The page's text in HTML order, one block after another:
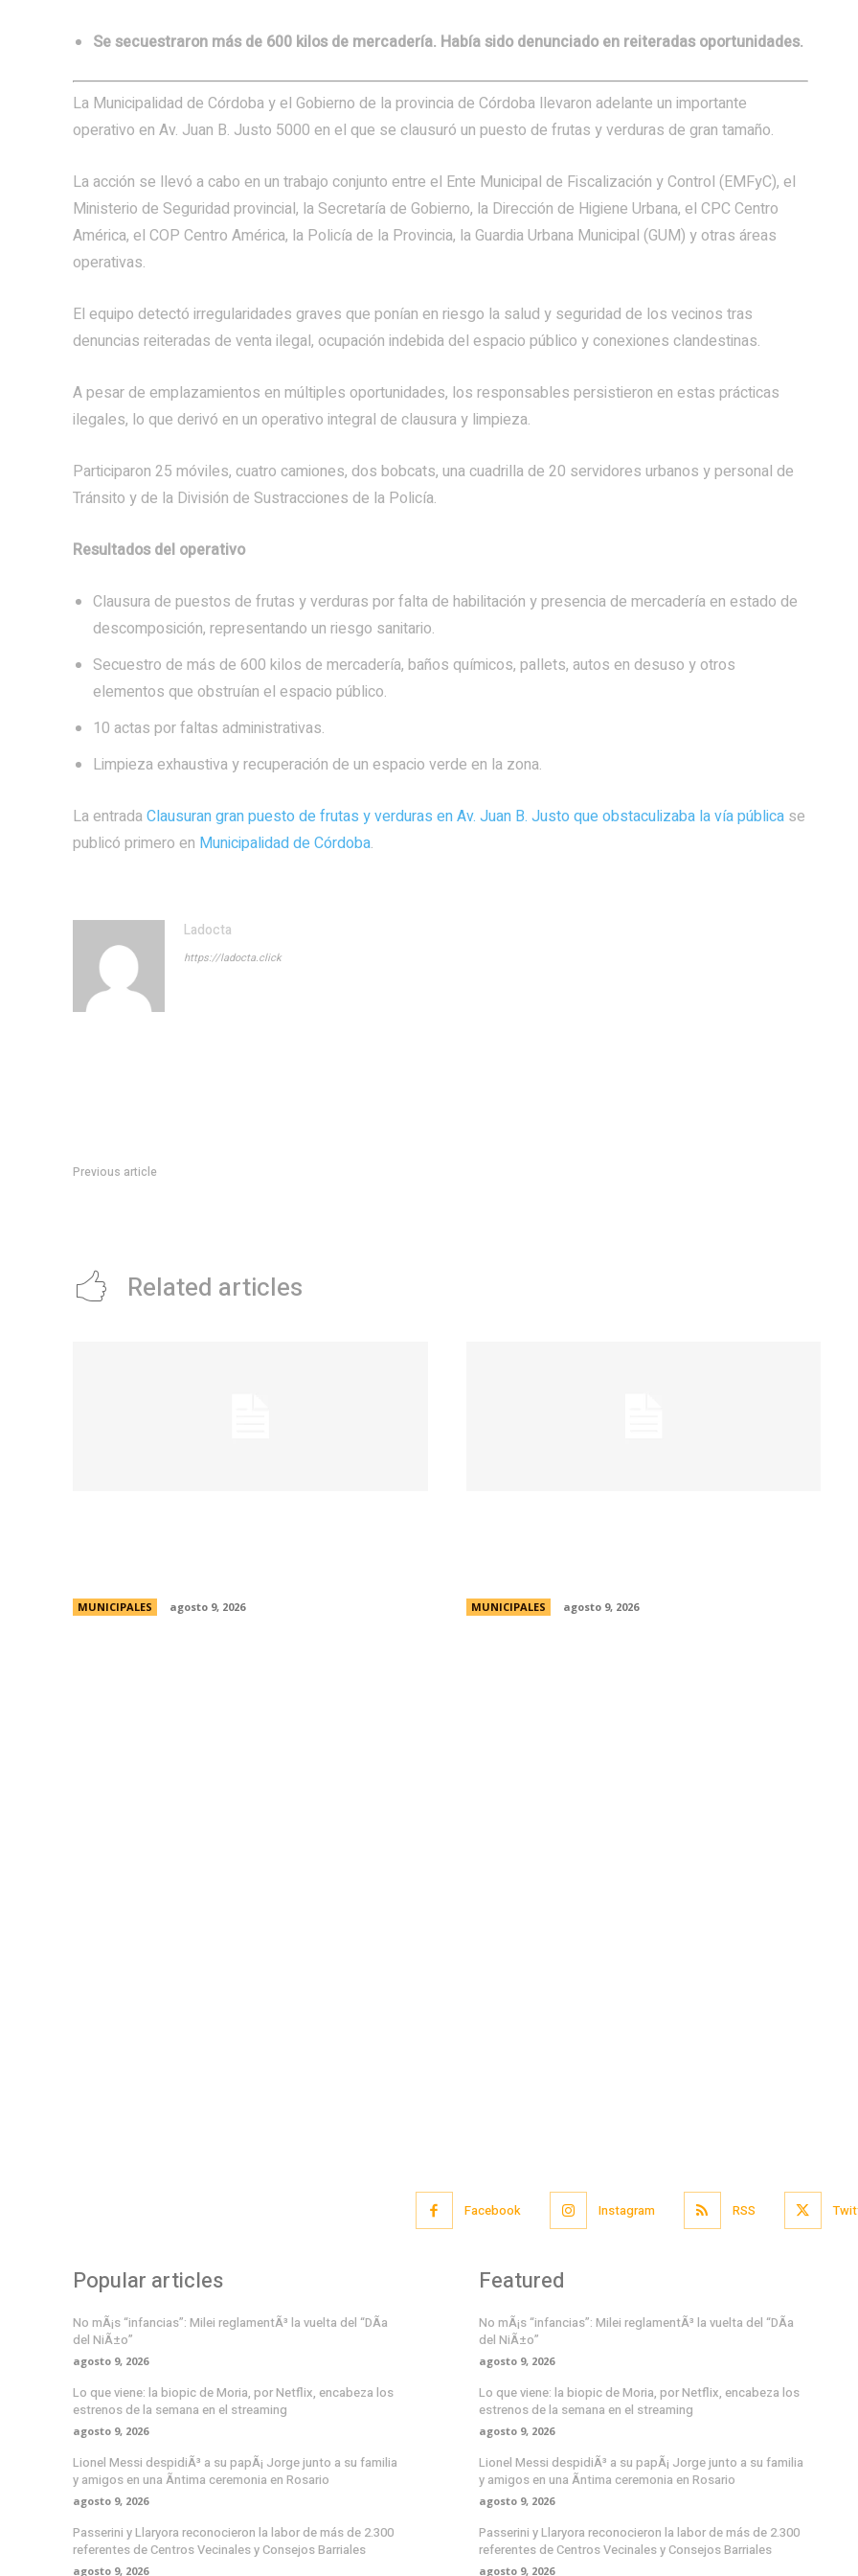
Se secuestraron más de 600 kilos de mercadería. Había sido denunciado en reiteradas oportunidades.
La Municipalidad de Córdoba y el Gobierno de la provincia de Córdoba llevaron adelante un importante
operativo en Av. Juan B. Justo 5000 en el que se clausuró un puesto de frutas y verduras de gran tamaño.
La acción se llevó a cabo en un trabajo conjunto entre el Ente Municipal de Fiscalización y Control (EMFyC), el
Ministerio de Seguridad provincial, la Secretaría de Gobierno, la Dirección de Higiene Urbana, el CPC Centro
América, el COP Centro América, la Policía de la Provincia, la Guardia Urbana Municipal (GUM) y otras áreas
operativas.
El equipo detectó irregularidades graves que ponían en riesgo la salud y seguridad de los vecinos tras
denuncias reiteradas de venta ilegal, ocupación indebida del espacio público y conexiones clandestinas.
A pesar de emplazamientos en múltiples oportunidades, los responsables persistieron en estas prácticas
ilegales, lo que derivó en un operativo integral de clausura y limpieza.
Participaron 25 móviles, cuatro camiones, dos bobcats, una cuadrilla de 20 servidores urbanos y personal de
Tránsito y de la División de Sustracciones de la Policía.
Resultados del operativo
Clausura de puestos de frutas y verduras por falta de habilitación y presencia de mercadería en estado de
descomposición, representando un riesgo sanitario.
Secuestro de más de 600 kilos de mercadería, baños químicos, pallets, autos en desuso y otros
elementos que obstruían el espacio público.
10 actas por faltas administrativas.
Limpieza exhaustiva y recuperación de un espacio verde en la zona.
La entradaClausuran gran puesto de frutas y verduras en Av. Juan B. Justo que obstaculizaba la vía pública se
publicó primero en Municipalidad de Córdoba.
Ladocta
https://ladocta.click
Previous article
Related articles
MUNICIPALES agosto 9, 2026 MUNICIPALES agosto 9, 2026
Facebook Instagram RSS
Popular articles
No mÃ¡s “infancias”: Milei reglamentÃ³ la vuelta del “DÃ­a
del NiÃ±o”
agosto 9, 2026
Lo que viene: la biopic de Moria, por Netflix, encabeza los
estrenos de la semana en el streaming
agosto 9, 2026
Lionel Messi despidiÃ³ a su papÃ¡ Jorge junto a su familia
y amigos en una Ã­ntima ceremonia en Rosario
agosto 9, 2026
Passerini y Llaryora reconocieron la labor de más de 2.300
referentes de Centros Vecinales y Consejos Barriales
agosto 9, 2026
Featured
No mÃ¡s “infancias”: Milei reglamentÃ³ la vuelta del “DÃ­a
del NiÃ±o”
agosto 9, 2026
Lo que viene: la biopic de Moria, por Netflix, encabeza los
estrenos de la semana en el streaming
agosto 9, 2026
Lionel Messi despidiÃ³ a su papÃ¡ Jorge junto a su familia
y amigos en una Ã­ntima ceremonia en Rosario
agosto 9, 2026
Passerini y Llaryora reconocieron la labor de más de 2.300
referentes de Centros Vecinales y Consejos Barriales
agosto 9, 2026